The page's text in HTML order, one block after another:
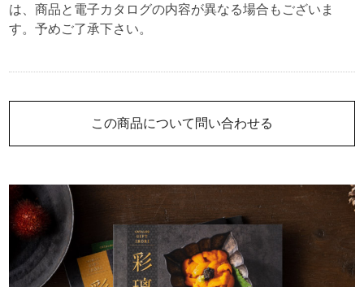
この商品について問い合わせる
は、商品と電子カタログの内容が異なる場合もございま
す。予めご了承下さい。